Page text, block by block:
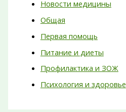
Новости медицины
Общая
Первая помощь
Питание и диеты
Профилактика и ЗОЖ
Психология и здоровье